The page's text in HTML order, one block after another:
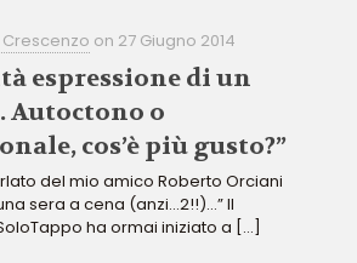
on 27 Giugno 2014
espressione di un
o
cos’è più gusto?”
del mio amico Roberto Orciani
sera a cena (anzi…2!!)…” Il
ha ormai iniziato a […]